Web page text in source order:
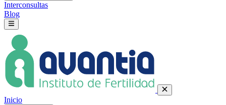
Interconsultas
Blog
Inicio